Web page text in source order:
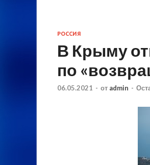
РОССИЯ
В Крыму
по
06.05.2021 - от admin -